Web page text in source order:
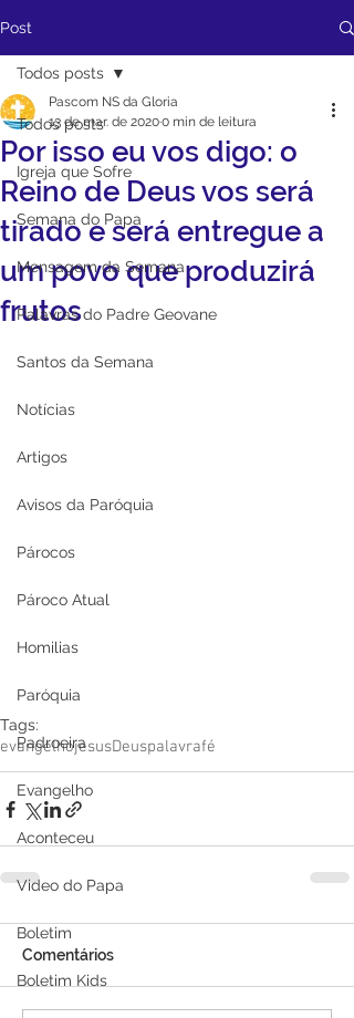
Post
Todos posts
Igreja que Sofre
Semana do Papa
Mensagem da Semana
Palavras do Padre Geovane
Santos da Semana
Notícias
Artigos
Avisos da Paróquia
Párocos
Pároco Atual
Homilias
Paróquia
Padroeira
Evangelho
Aconteceu
Video do Papa
Boletim
Boletim Kids
Todos posts
Por isso eu vos digo: o
Reino de Deus vos será
tirado e será entregue a
um povo que produzirá
frutos
Pascom NS da Gloria
13 de mar. de 20200 min de leitura
Tags:
evangelhojesusDeuspalavrafé
Comentários